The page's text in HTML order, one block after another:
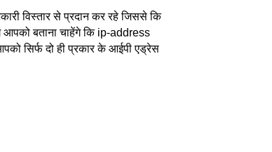
विस्तार से प्रदान कर रहे जिससे कि
आपको बताना चाहेंगे कि ip-address
सिर्फ दो ही प्रकार के आईपी एड्रेस